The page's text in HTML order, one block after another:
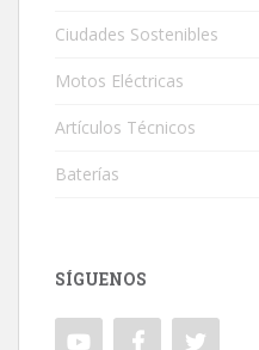
Ciudades Sostenibles
Motos Eléctricas
Artículos Técnicos
Baterías
SÍGUENOS